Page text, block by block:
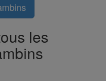
les